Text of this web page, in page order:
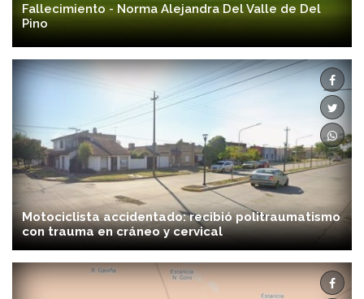
Fallecimiento - Norma Alejandra Del Valle de Del
Pino
Motociclista accidentado: recibió politraumatismo
con trauma en cráneo y cervical